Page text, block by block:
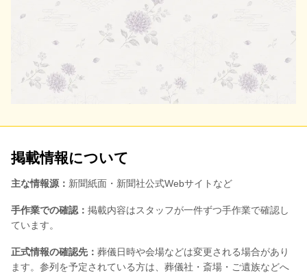
掲載情報について
主な情報源： 新聞紙面・新聞社公式Webサイトなど
手作業での確認： 掲載内容はスタッフが一件ずつ手作業で確認し
ています。
正式情報の確認先： 葬儀日時や会場などは変更される場合があり
ます。参列を予定されている方は、葬儀社・斎場・ご遺族などへ